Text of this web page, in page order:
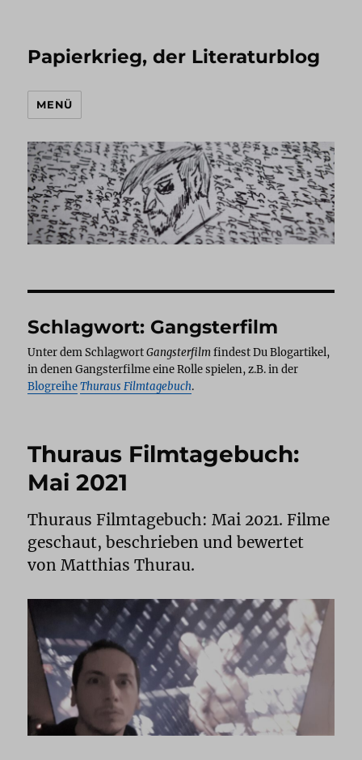
Papierkrieg, der Literaturblog
MENÜ
Schlagwort: Gangsterfilm
Unter dem SchlagwortGangsterfilmfindest Du Blogartikel,
in denen Gangsterfilme eine Rolle spielen, z.B. in der
Blogreihe Thuraus Filmtagebuch.
Thuraus Filmtagebuch:
Mai 2021
Thuraus Filmtagebuch: Mai 2021. Filme
geschaut, beschrieben und bewertet
von Matthias Thurau.